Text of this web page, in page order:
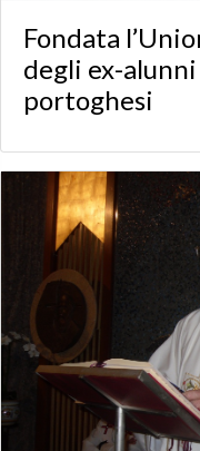
Fondata
degli ex-
portoghesi